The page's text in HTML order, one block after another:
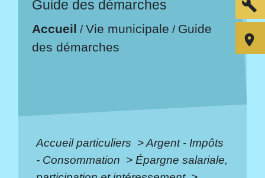
Guide des démarches
Accueil /Vie municipale / Guide
des démarches
Accueil particuliers >Argent - Impôts
- Consommation > Épargne salariale,
build
room